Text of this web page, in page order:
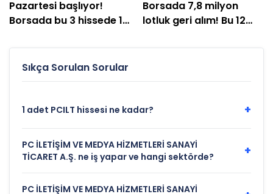
Pazartesi başlıyor!
Borsada bu 3 hissede 1
Borsada 7,8 milyon
lotluk geri alım! Bu 12
Sıkça Sorulan Sorular
1 adet PCILT hissesi ne kadar? +
PC İLETİŞİM VE MEDYA HİZMETLERİ SANAYİ
TİCARET A.Ş. ne iş yapar ve hangi sektörde?
+
PC İLETİŞİM VE MEDYA HİZMETLERİ SANAYİ